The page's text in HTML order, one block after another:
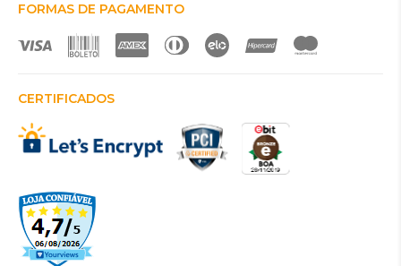
FORMAS DE PAGAMENTO
CERTIFICADOS